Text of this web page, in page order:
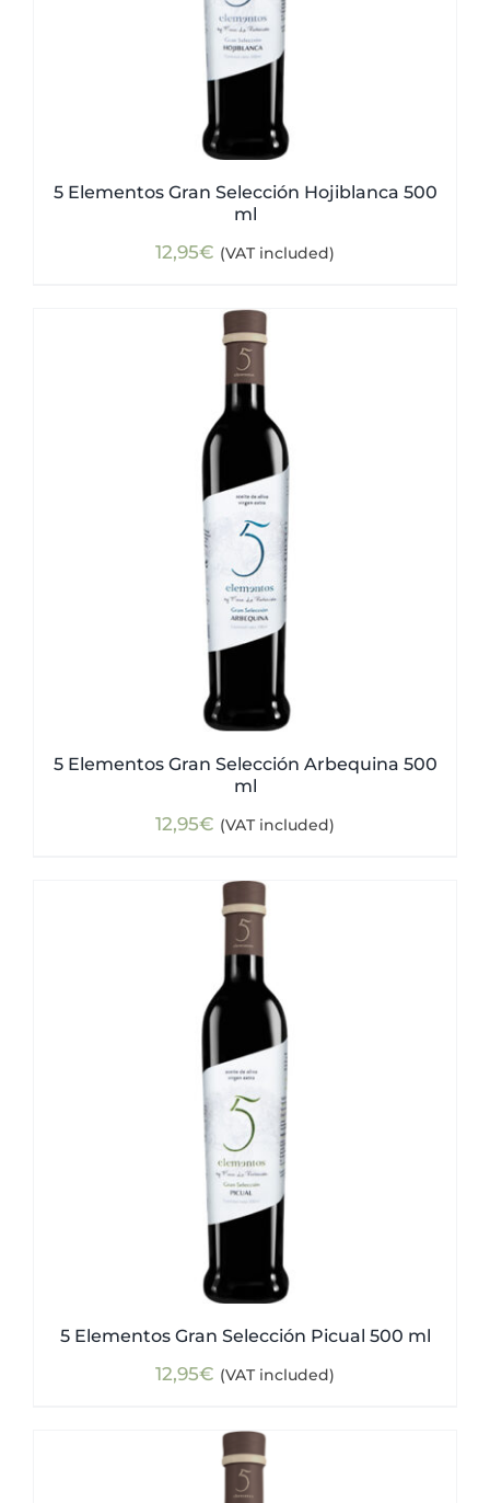
5 Elementos Gran Selección Hojiblanca 500
ml
12,95€ (VAT included)
5 Elementos Gran Selección Arbequina 500
ml
12,95€ (VAT included)
5 Elementos Gran Selección Picual 500 ml
12,95€ (VAT included)